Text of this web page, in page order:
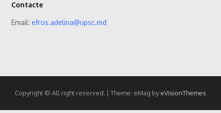
Contacte
Email: efros.adelina@upsc.md
Copyright © All right reserved. | Theme: eMag byeVisionThemes